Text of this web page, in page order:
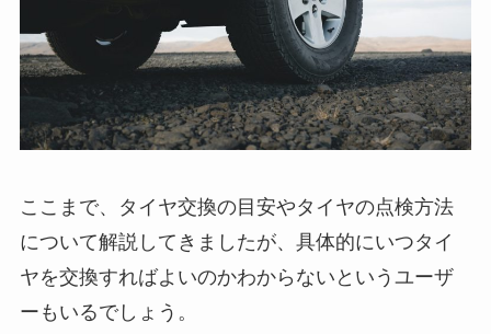
ここまで、タイヤ交換の目安やタイヤの点検方法
について解説してきましたが、具体的にいつタイ
ヤを交換すればよいのかわからないというユーザ
ーもいるでしょう。